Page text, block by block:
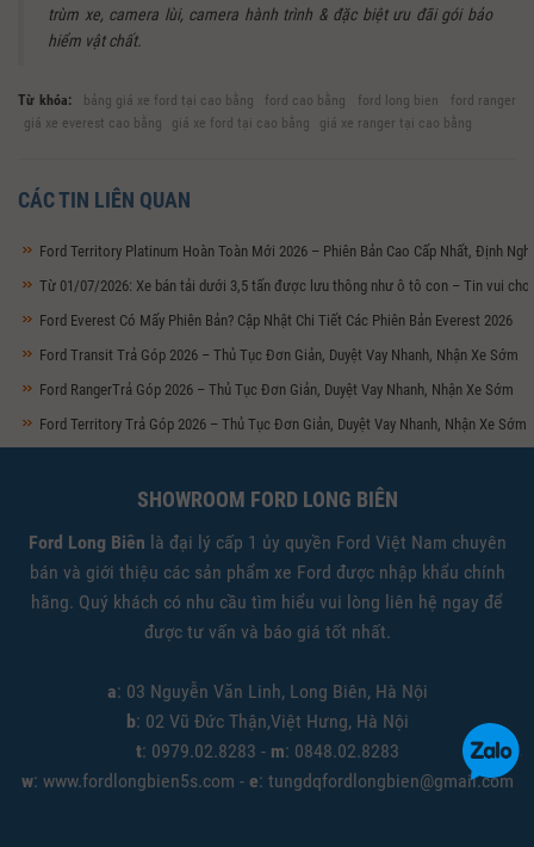
trùm xe, camera lùi, camera hành trình & đặc biệt ưu đãi gói bảo
hiểm vật chất.
Từ khóa: bảng giá xe ford tại cao bằng ford cao bằng ford long bien
ford ranger
giá xe everest cao bằng
giá xe ford tại cao bằng giá xe ranger tại cao bằng
CÁC TIN LIÊN QUAN
Ford Territory Platinum Hoàn Toàn Mới 2026 – Phiên Bản Cao Cấp Nhất, Định
Từ 01/07/2026: Xe bán tải dưới 3,5 tấn được lưu thông như ô tô con – Tin vui cho
Ford Everest Có Mấy Phiên Bản? Cập Nhật Chi Tiết Các Phiên Bản Everest 2026
Ford Transit Trả Góp 2026 – Thủ Tục Đơn Giản, Duyệt Vay Nhanh, Nhận Xe Sớm
Ford RangerTrả Góp 2026 – Thủ Tục Đơn Giản, Duyệt Vay Nhanh, Nhận Xe Sớm
Ford Territory Trả Góp 2026 – Thủ Tục Đơn Giản, Duyệt Vay Nhanh, Nhận Xe Sớm
SHOWROOM FORD LONG BIÊN
Ford Long Biên là đại lý cấp 1 ủy quyền Ford Việt Nam chuyên
bán và giới thiệu các sản phẩm xe Ford được nhập khẩu chính
hãng. Quý khách có nhu cầu tìm hiểu vui lòng liên hệ ngay để
được tư vấn và báo giá tốt nhất.
a: 03 Nguyễn Văn Linh, Long Biên, Hà Nội
b: 02 Vũ Đức Thận,Việt Hưng, Hà Nội
t: 0979.02.8283 - m: 0848.02.8283
w: www.fordlongbien5s.com - e: tungdqfordlongbien@gmail.com